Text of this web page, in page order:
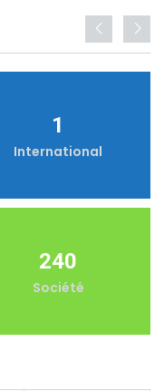
1
International
240
Société